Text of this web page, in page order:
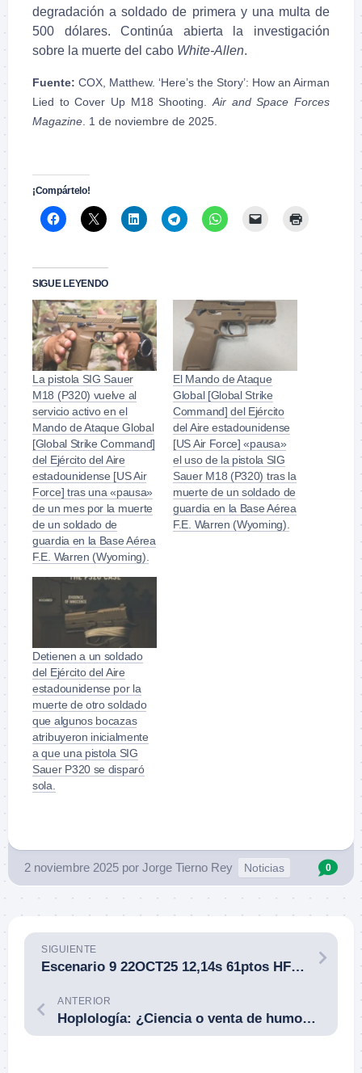
degradación a soldado de primera y una multa de
500 dólares. Continúa abierta la investigación
sobre la muerte del cabo White-Allen.
Fuente: COX, Matthew. ‘Here’s the Story’: How an Airman
Lied to Cover Up M18 Shooting. Air and Space Forces
Magazine . 1 de noviembre de 2025.
¡Compártelo!
SIGUE LEYENDO
La pistola SIG Sauer
M18 (P320) vuelve al
servicio activo en el
Mando de Ataque Global
[Global Strike Command]
del Ejército del Aire
estadounidense [US Air
Force] tras una «pausa»
de un mes por la muerte
de un soldado de
guardia en la Base Aérea
F.E. Warren (Wyoming).
El Mando de Ataque
Global [Global Strike
Command] del Ejército
del Aire estadounidense
[US Air Force] «pausa»
el uso de la pistola SIG
Sauer M18 (P320) tras la
muerte de un soldado de
guardia en la Base Aérea
F.E. Warren (Wyoming).
Detienen a un soldado
del Ejército del Aire
estadounidense por la
muerte de otro soldado
que algunos bocazas
atribuyeron inicialmente
a que una pistola SIG
Sauer P320 se disparó
sola.
2 noviembre 2025 por Jorge Tierno Rey Noticias 0
SIGUIENTE
Escenario 9 22OCT25 12,14s 61ptos HF 5.0247
ANTERIOR
Hoplología: ¿Ciencia o venta de humo? Cómo un término exótico vende humo a quien se deja.